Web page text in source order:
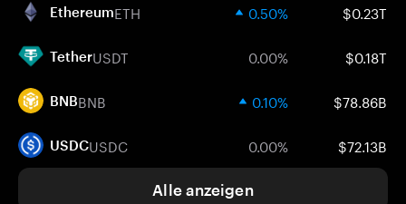
EthereumETH 0.50% $0.23T
TetherUSDT 0.00% $0.18T
BNBBNB 0.10% $78.86B
USDCUSDC 0.00% $72.13B
Alle anzeigen